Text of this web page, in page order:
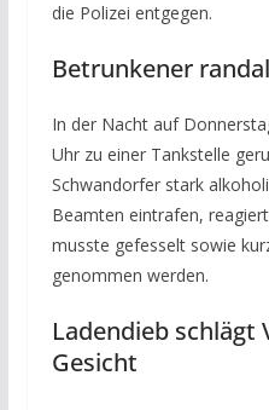
die Polizei entgegen.
Betrunkener
In der Nacht auf
Uhr zu einer Tankstelle
Schwandorfer stark
Beamten eintrafen,
musste gefesselt sowie
genommen werden.
Ladendieb schlägt
Gesicht